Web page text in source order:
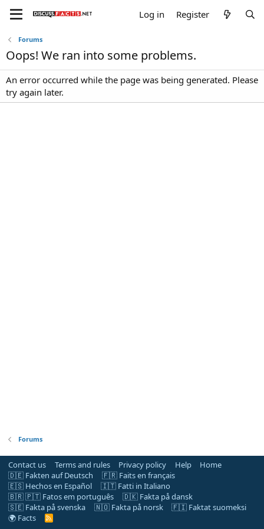
Log in Register
Forums
Oops! We ran into some problems.
An error occurred while the page was being generated. Please
try again later.
Forums
Contact us Terms and rules Privacy policy Help
Home
🇩🇪 Fakten auf Deutsch
🇫🇷 Faits en français
🇪🇸 Hechos en Español
🇮🇹 Fatti in Italiano
🇧🇷 🇵🇹 Fatos em português
🇩🇰 Fakta på dansk
🇸🇪 Fakta på svenska
🇳🇴 Fakta på norsk
🇫🇮 Faktat suomeksi
🌍 Facts
R